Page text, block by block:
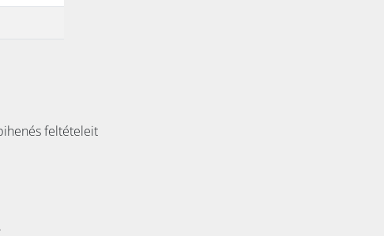
feltételeit